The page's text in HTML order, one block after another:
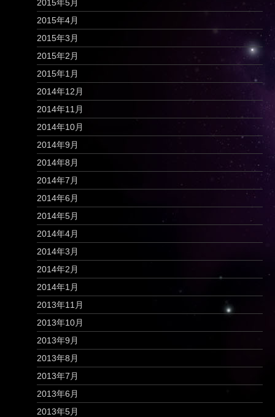
2015年5月
2015年4月
2015年3月
2015年2月
2015年1月
2014年12月
2014年11月
2014年10月
2014年9月
2014年8月
2014年7月
2014年6月
2014年5月
2014年4月
2014年3月
2014年2月
2014年1月
2013年11月
2013年10月
2013年9月
2013年8月
2013年7月
2013年6月
2013年5月